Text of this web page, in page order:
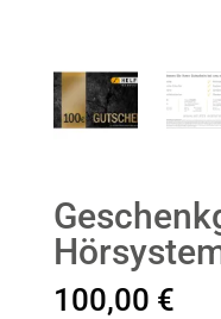
100,00 €